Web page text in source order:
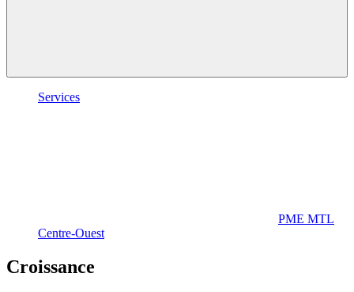
Services
PME MTL
Centre-Ouest
Croissance